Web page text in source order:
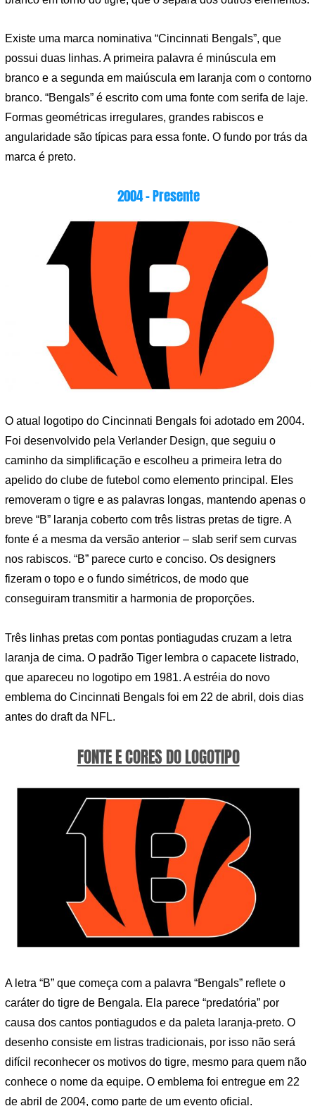
Existe uma marca nominativa “Cincinnati Bengals”, que
possui duas linhas. A primeira palavra é minúscula em
branco e a segunda em maiúscula em laranja com o contorno
branco. “Bengals” é escrito com uma fonte com serifa de laje.
Formas geométricas irregulares, grandes rabiscos e
angularidade são típicas para essa fonte. O fundo por trás da
marca é preto.
2004 – Presente
O atual logotipo do Cincinnati Bengals foi adotado em 2004.
Foi desenvolvido pela Verlander Design, que seguiu o
caminho da simplificação e escolheu a primeira letra do
apelido do clube de futebol como elemento principal. Eles
removeram o tigre e as palavras longas, mantendo apenas o
breve “B” laranja coberto com três listras pretas de tigre. A
fonte é a mesma da versão anterior – slab serif sem curvas
nos rabiscos. “B” parece curto e conciso. Os designers
fizeram o topo e o fundo simétricos, de modo que
conseguiram transmitir a harmonia de proporções.
Três linhas pretas com pontas pontiagudas cruzam a letra
laranja de cima. O padrão Tiger lembra o capacete listrado,
que apareceu no logotipo em 1981. A estréia do novo
emblema do Cincinnati Bengals foi em 22 de abril, dois dias
antes do draft da NFL.
FONTE E CORES DO LOGOTIPO
A letra “B” que começa com a palavra “Bengals” reflete o
caráter do tigre de Bengala. Ela parece “predatória” por
causa dos cantos pontiagudos e da paleta laranja-preto. O
desenho consiste em listras tradicionais, por isso não será
difícil reconhecer os motivos do tigre, mesmo para quem não
conhece o nome da equipe. O emblema foi entregue em 22
de abril de 2004, como parte de um evento oficial.